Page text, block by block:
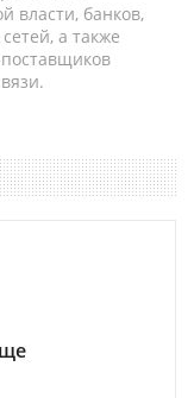
власти, банков,
а также